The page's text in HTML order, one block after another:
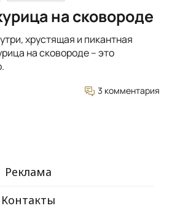
на сковороде
хрустящая и пикантная
на сковороде – это
3 комментария
Реклама
Контакты